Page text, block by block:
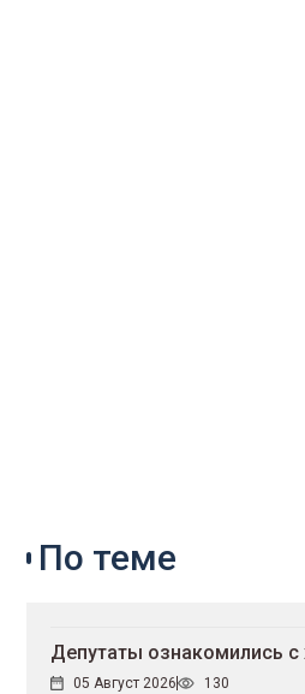
По теме
Депутаты ознакомились
05 Август 2026 130